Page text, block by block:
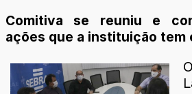
Comitiva se reuniu e
ações que a instituição tem